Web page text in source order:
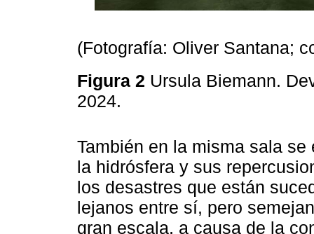
(Fotografía: Oliver Santana;
Figura 2 Ursula Biemann.
2024.
También en la misma sala
la hidrósfera y sus
los desastres que están
lejanos entre sí, pero
gran escala, a causa de la